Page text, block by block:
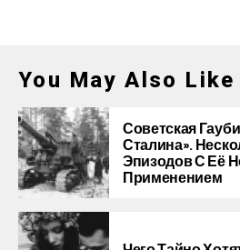
You May Also Like
Советская
Сталина».
Эпизодов С Её
Применением